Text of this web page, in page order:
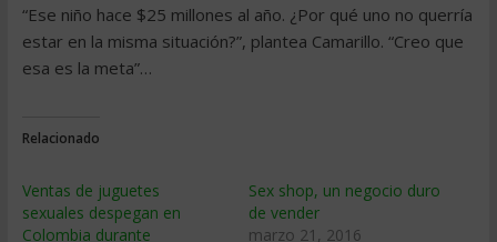
“Ese niño hace $25 millones al año. ¿Por qué uno no querría
estar en la misma situación?”, plantea Camarillo. “Creo que
esa es la meta”…
Relacionado
Ventas de juguetes
sexuales despegan en
Colombia durante
Sex shop, un negocio duro
de vender
marzo 21, 2016